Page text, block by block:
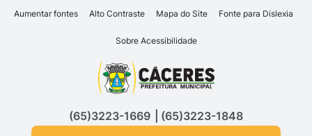
Seção de atalhos e links
Ir para o conteúdo [alt+1]
Ir para o rodapé [alt+4]
Aumentar fontes Alto Contraste Mapa do Site Fonte para Dislexia
Sobre Acessibilidade
Seção do menu principal
(65)3223-1669
(65)3223-1848